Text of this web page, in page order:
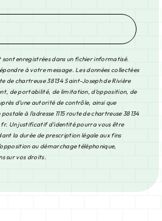
sont enregistrées dans un fichier informatisé.
à votre message. Les données collectées
de chartreuse 38134 Saint-Joseph de Rivière
de portabilité, de limitation, d’opposition, de
d’une autorité de contrôle, ainsi que
à l'adresse 1115 route de chartreuse 38134
Un justificatif d'identité pourra vous être
la durée de prescription légale aux fins
au démarchage téléphonique,
sur vos droits.